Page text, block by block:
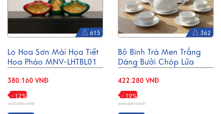
615
Lọ Hoa Sơn Mài Họa Tiết
Hoa Pháo MNV-LHTBL01
380.160 VNĐ
- 12%
432.000 VNĐ
362
Bộ Bình Trà Men Trắng
Dáng Bưởi Chóp Lửa
422.280 VNĐ
- 19%
518.400 VNĐ